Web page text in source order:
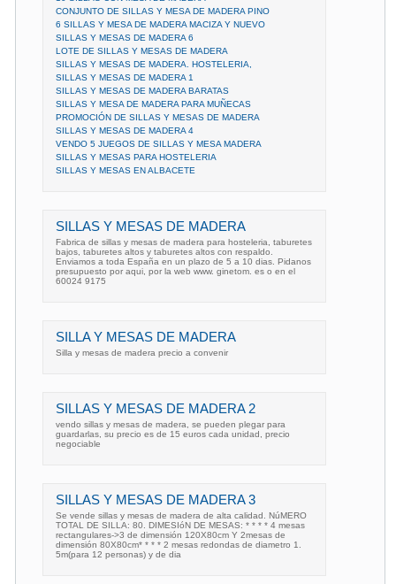
CONJUNTO DE SILLAS Y MESA DE MADERA PINO
6 SILLAS Y MESA DE MADERA MACIZA Y NUEVO
SILLAS Y MESAS DE MADERA 6
LOTE DE SILLAS Y MESAS DE MADERA
SILLAS Y MESAS DE MADERA. HOSTELERIA,
SILLAS Y MESAS DE MADERA 1
SILLAS Y MESAS DE MADERA BARATAS
SILLAS Y MESA DE MADERA PARA MUÑECAS
PROMOCIÓN DE SILLAS Y MESAS DE MADERA
SILLAS Y MESAS DE MADERA 4
VENDO 5 JUEGOS DE SILLAS Y MESA MADERA
SILLAS Y MESAS PARA HOSTELERIA
SILLAS Y MESAS EN ALBACETE
SILLAS Y MESAS DE MADERA
Fabrica de sillas y mesas de madera para hosteleria, taburetes
bajos, taburetes altos y taburetes altos con respaldo.
Enviamos a toda España en un plazo de 5 a 10 dias. Pidanos
presupuesto por aqui, por la web www. ginetom. es o en el
60024 9175
SILLA Y MESAS DE MADERA
Silla y mesas de madera precio a convenir
SILLAS Y MESAS DE MADERA 2
vendo sillas y mesas de madera, se pueden plegar para
guardarlas, su precio es de 15 euros cada unidad, precio
negociable
SILLAS Y MESAS DE MADERA 3
Se vende sillas y mesas de madera de alta calidad. NúMERO
TOTAL DE SILLA: 80. DIMESIóN DE MESAS: * * * * 4 mesas
rectangulares->3 de dimensión 120X80cm Y 2mesas de
dimensión 80X80cm* * * * 2 mesas redondas de diametro 1.
5m(para 12 personas) y de dia